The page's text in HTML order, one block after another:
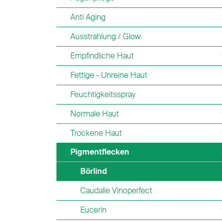
Anti Aging
Ausstrahlung / Glow
Empfindliche Haut
Fettige - Unreine Haut
Feuchtigkeitsspray
Normale Haut
Trockene Haut
Pigmentflecken
Börlind
Caudalie Vinoperfect
Eucerin